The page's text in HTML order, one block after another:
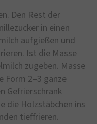
Den Rest der
in einen
aufgießen und
Ist die Masse
zugeben. Masse
Form 2–3 ganze
Gefrierschrank
die Holzstäbchen ins
tieffrieren.